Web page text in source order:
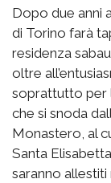
Dopo due anni
di Torino farà
residenza
oltre
soprattutto per
che si snoda
Monastero, al
Santa
saranno allestiti